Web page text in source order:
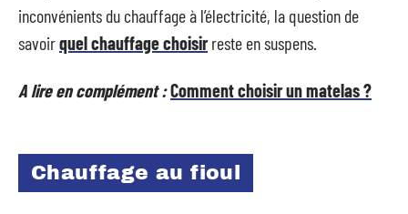
inconvénients du chauffage à l’électricité, la question de
savoirquel chauffage choisirreste en suspens.
A lire en complément :Comment choisir un matelas ?
Chauffage au fioul